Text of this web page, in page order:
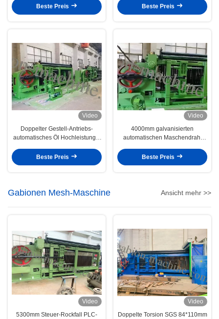
112*127mm für Tiefbau
Beste Preis
Stein
Beste Preis
Video
Doppelter Gestell-Antriebs-
automatisches Öl Hochleistungs-
Masche für Straße und Brücke
Beste Preis
Video
4000mm galvanisierten
automatischen Maschendraht
für Steinkäfig
Beste Preis
Gabionen Mesh-Maschine Ansicht mehr >>
Video
5300mm Steuer-Rockfall PLC-
Video
Doppelte Torsion SGS 84*110mm